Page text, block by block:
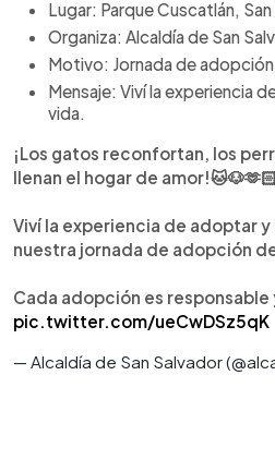
Lugar: Parque Cuscatlán,
Organiza: Alcaldía de San
Motivo: Jornada de
Mensaje: Viví la experiencia
vida.
¡Los gatos reconfortan, los
llenan el hogar de amor!🐱🐶🫶🏻
Viví la experiencia de adoptar y
nuestra jornada de adopción
Cada adopción es
pic.twitter.com/ueCwDSz5qK
— Alcaldía de San Salvador